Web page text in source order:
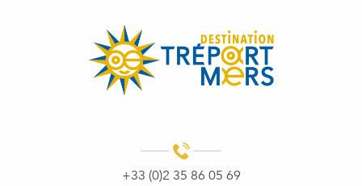
+33 (0)2 35 86 05 69